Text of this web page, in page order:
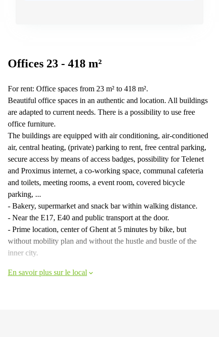
Offices 23 - 418 m²
For rent: Office spaces from 23 m² to 418 m².
Beautiful office spaces in an authentic and location. All buildings
are adapted to current needs. There is a possibility to use free
office furniture.
The buildings are equipped with air conditioning, air-conditioned
air, central heating, (private) parking to rent, free central parking,
secure access by means of access badges, possibility for Telenet
and Proximus internet, a co-working space, communal cafeteria
and toilets, meeting rooms, a event room, covered bicycle
parking, ...
- Bakery, supermarket and snack bar within walking distance.
- Near the E17, E40 and public transport at the door.
- Prime location, center of Ghent at 5 minutes by bike, but
without mobility plan and without the hustle and bustle of the
inner city.
En savoir plus sur le local